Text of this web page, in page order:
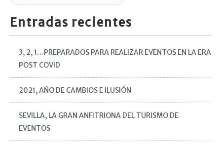
Entradas recientes
3, 2, 1…PREPARADOS PARA REALIZAR EVENTOS EN LA ERA
POST COVID
2021, AÑO DE CAMBIOS E ILUSIÓN
SEVILLA, LA GRAN ANFITRIONA DEL TURISMO DE
EVENTOS